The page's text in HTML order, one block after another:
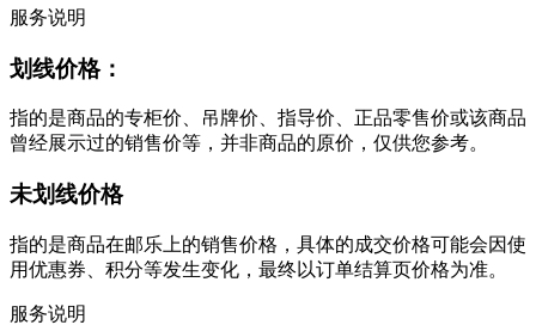
服务说明
划线价格：
指的是商品的专柜价、吊牌价、指导价、正品零售价或该商品
曾经展示过的销售价等，并非商品的原价，仅供您参考。
未划线价格
指的是商品在邮乐上的销售价格，具体的成交价格可能会因使
用优惠券、积分等发生变化，最终以订单结算页价格为准。
服务说明